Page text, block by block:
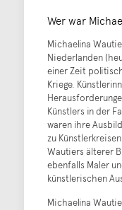
Wer war
Michaelina
Niederlanden
einer Zeit
Kriege.
Künstlers in der
waren ihre
zu
Wautiers älterer
ebenfalls Maler
künstlerischen
Michaelina